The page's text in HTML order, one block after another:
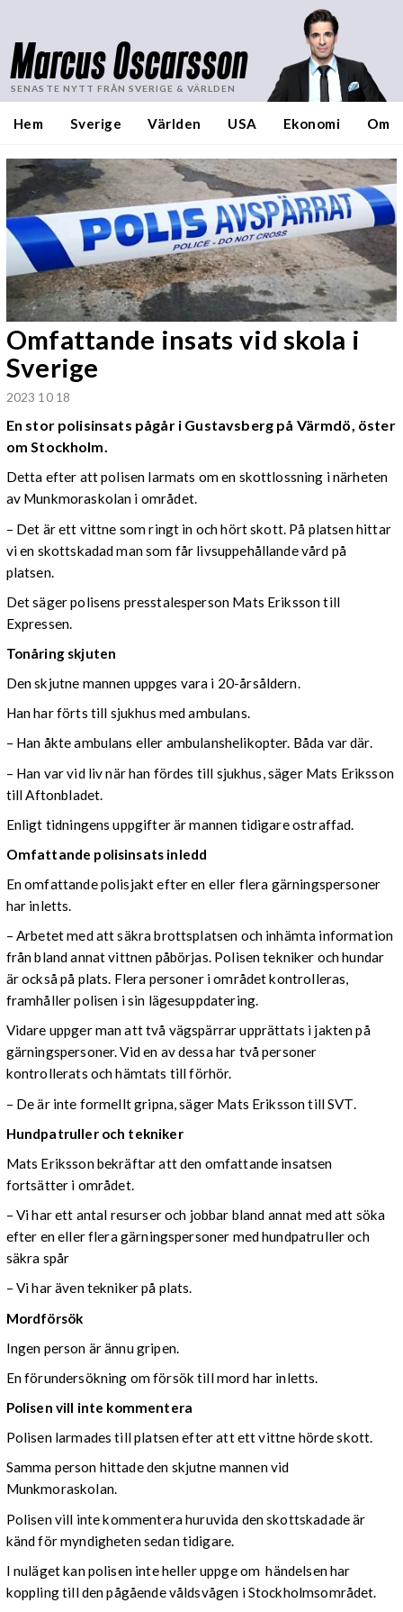
Marcus Oscarsson
SENASTE NYTT FRÅN SVERIGE & VÄRLDEN
Hem Sverige Världen USA Ekonomi Om
Omfattande insats vid skola i
Sverige
2023 10 18
En stor polisinsats pågåri Gustavsberg på Värmdö, öster
om Stockholm
Detta efter att polisen larmats om en skottlossning i närheten
av Munkmoraskolan i området.
– Det är ett vittne som ringt in och hört skott. På platsen hittar
vi en skottskadad man som får livsuppehållande vård på
platsen.
Det säger polisens presstalesperson Mats Eriksson till
Expressen.
Tonåring skjuten
Den skjutne mannen uppges vara i 20-årsåldern.
Han har förts till sjukhus med ambulans.
– Han åkte ambulans eller ambulanshelikopter. Båda var där.
– Han var vid liv när han fördes till sjukhus, säger Mats Eriksson
till Aftonbladet.
Enligt tidningens uppgifter är mannen tidigare ostraffad.
Omfattande polisinsats inledd
En omfattande polisjakt efter en eller flera gärningspersoner
har inletts.
– Arbetet med att säkra brottsplatsen och inhämta information
från bland annat vittnen påbörjas. Polisen tekniker och hundar
är också på plats. Flera personer i området kontrolleras,
framhåller polisen i sin lägesuppdatering.
Vidare uppger man att två vägspärrar upprättats i jakten på
gärningspersoner. Vid en av dessa har två personer
kontrollerats och hämtats till förhör.
– De är inte formellt gripna, säger Mats Eriksson till SVT.
Hundpatruller och tekniker
Mats Eriksson bekräftar att den omfattande insatsen
fortsätter i området.
– Vi har ett antal resurser och jobbar bland annat med att söka
efter en eller flera gärningspersoner med hundpatruller och
säkra spår
– Vi har även tekniker på plats.
Mordförsök
Ingen person är ännu gripen.
En förundersökning om försök till mord har inletts.
Polisen vill inte kommentera
Polisen larmades till platsen efter att ett vittne hörde skott.
Samma person hittade den skjutne mannen vid
Munkmoraskolan.
Polisen vill inte kommentera huruvida den skottskadade är
känd för myndigheten sedan tidigare.
I nuläget kan polisen inte heller uppge om händelsen har
koppling till den pågående våldsvågen i Stockholmsområdet.